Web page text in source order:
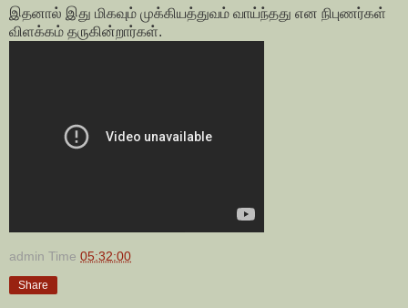
இதனால் இது மிகவும் முக்கியத்துவம் வாய்ந்தது என நிபுணர்கள்
விளக்கம் தருகின்றார்கள்.
admin Time 05:32:00
Share